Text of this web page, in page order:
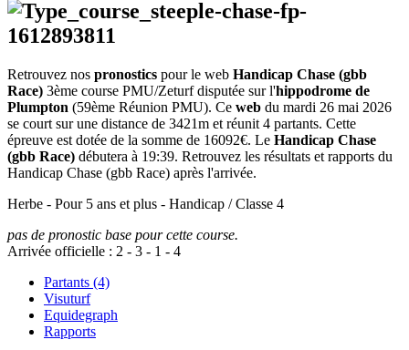
Retrouvez nos pronostics pour le web Handicap Chase (gbb
Race) 3ème course PMU/Zeturf disputée sur l'hippodrome de
Plumpton (59ème Réunion PMU). Ce web du mardi 26 mai 2026
se court sur une distance de 3421m et réunit 4 partants. Cette
épreuve est dotée de la somme de 16092€. Le Handicap Chase
(gbb Race) débutera à 19:39. Retrouvez les résultats et rapports du
Handicap Chase (gbb Race) après l'arrivée.
Herbe - Pour 5 ans et plus - Handicap / Classe 4
pas de pronostic base pour cette course.
Arrivée officielle : 2 - 3 - 1 - 4
Partants (4)
Visuturf
Equidegraph
Rapports